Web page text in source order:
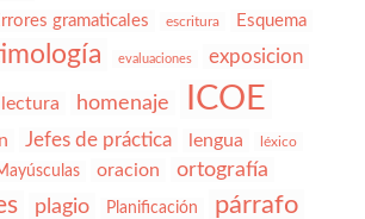
gramaticales escritura Esquema
evaluaciones exposicion
homenaje ICOE
Jefes de práctica lengua léxico
oracion ortografía
plagio Planificación párrafo